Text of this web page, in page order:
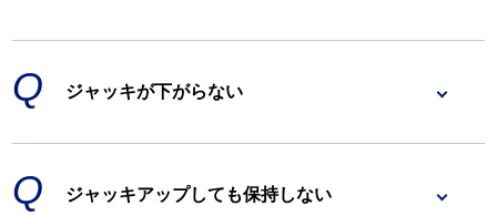
ジャッキが下がらない
ジャッキアップしても保持しない